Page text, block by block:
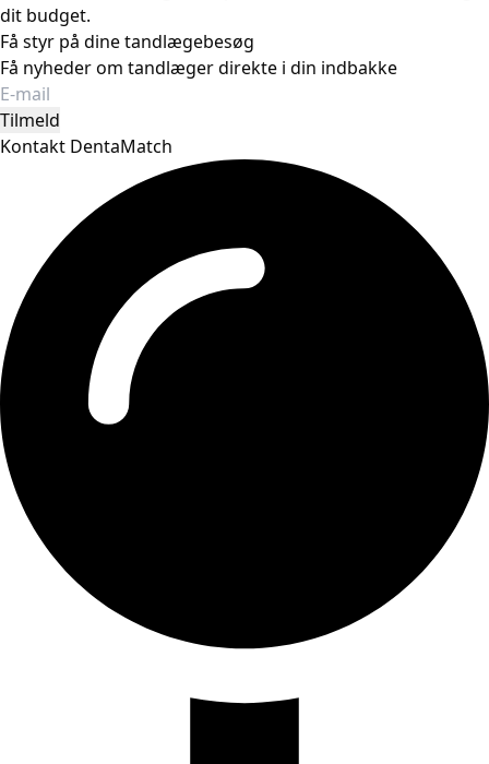
dit budget.
Få styr på dine tandlægebesøg
Få nyheder om tandlæger direkte i din indbakke
Tilmeld
Kontakt DentaMatch